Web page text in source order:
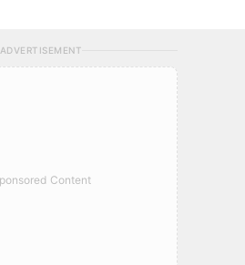
ADVERTISEMENT
Content